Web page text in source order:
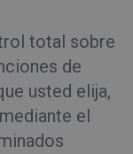
total sobre
de
usted elija,
el